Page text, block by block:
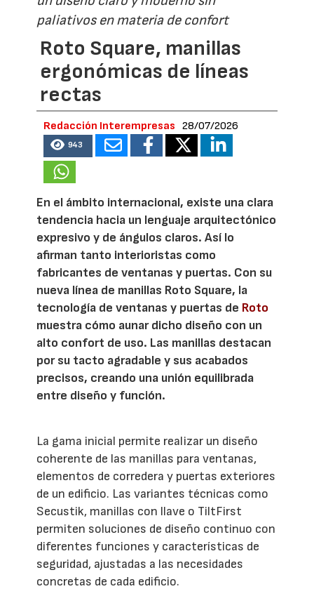
paliativos en materia de confort
Roto Square, manillas
ergonómicas de líneas
rectas
Redacción Interempresas 28/07/2026
943
En el ámbito internacional, existe una clara
tendencia hacia un lenguaje arquitectónico
expresivo y de ángulos claros. Así lo
afirman tanto interioristas como
fabricantes de ventanas y puertas. Con su
nueva línea de manillas Roto Square, la
tecnología de ventanas y puertas de Roto
muestra cómo aunar dicho diseño con un
alto confort de uso. Las manillas destacan
por su tacto agradable y sus acabados
precisos, creando una unión equilibrada
entre diseño y función.
La gama inicial permite realizar un diseño
coherente de las manillas para ventanas,
elementos de corredera y puertas exteriores
de un edificio. Las variantes técnicas como
Secustik, manillas con llave o TiltFirst
permiten soluciones de diseño continuo con
diferentes funciones y características de
seguridad, ajustadas a las necesidades
concretas de cada edificio.